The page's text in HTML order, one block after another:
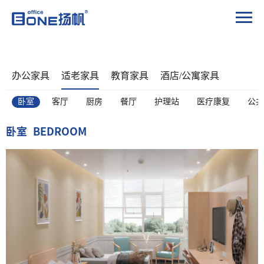
办公家具 适老家具 教育家具 酒店/公寓家具
卧室 客厅 厨房 餐厅 护理站 医疗康复 公
卧室 BEDROOM